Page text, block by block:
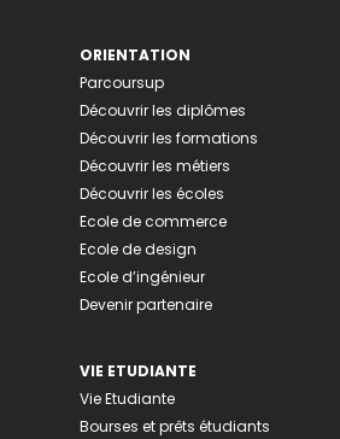
ORIENTATION
Parcoursup
Découvrir les diplômes
Découvrir les formations
Découvrir les métiers
Découvrir les écoles
Ecole de commerce
Ecole de design
Ecole d’ingénieur
Devenir partenaire
VIE ETUDIANTE
Vie Etudiante
Bourses et prêts étudiants